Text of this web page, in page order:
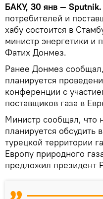
БАКУ, 30 янв — Sputnik.
потребителей и
хабу состоится в
министр энергетики и
Фатих Донмез.
Ранее Донмез
планируется
конференции с
поставщиков газа в
Министр сообщал, что
планируется обсудить
турецкой территории
Европу природного
предложил президент